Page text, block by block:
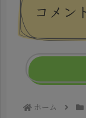
コメン
ホーム